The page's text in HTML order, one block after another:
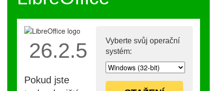
Vyberte svůj operační
systém:
26.2.5
Pokud jste